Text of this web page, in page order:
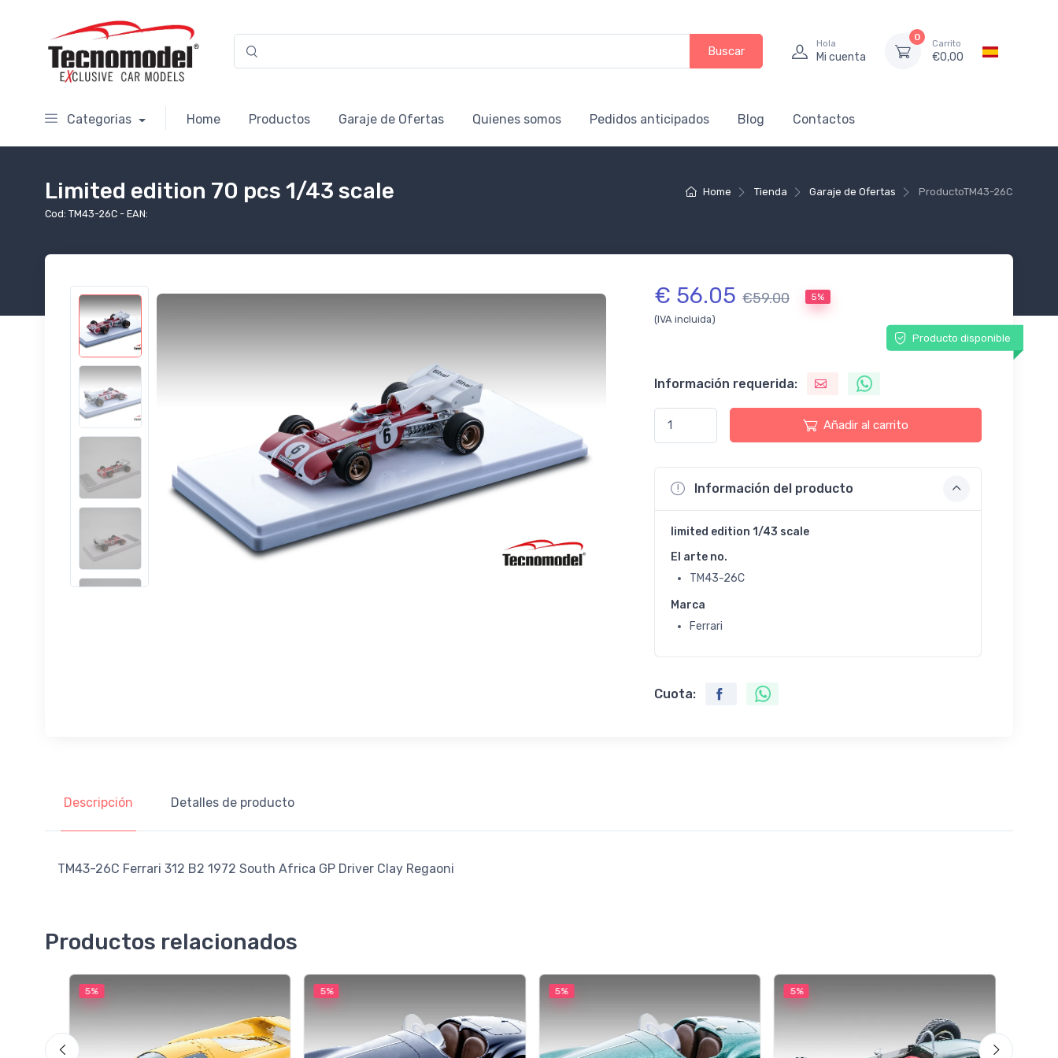
Buscar
Hola
Mi cuenta
0
Carrito
€0,00
Categorias Home Productos Garaje de Ofertas Quienes somos Pedidos anticipados Blog Contactos
Home Tienda Garaje de Ofertas ProductoTM43-26C
Limited edition 70 pcs 1/43 scale
Cod: TM43-26C - EAN:
€ 56.05 €59.00 5%
(IVA incluida)
Producto disponible
Información requerida:
Añadir al carrito
Información del producto
limited edition 1/43 scale
El arte no.
TM43-26C
Marca
Ferrari
Cuota:
Descripción Detalles de producto
TM43-26C Ferrari 312 B2 1972 South Africa GP Driver Clay Regaoni
Productos relacionados
5% 5% 5% 5%